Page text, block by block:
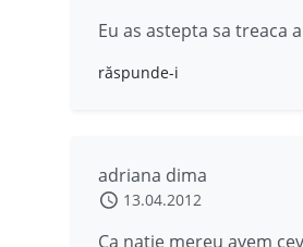
Eu as astepta sa treaca
răspunde-i
adriana dima
13.04.2012
Ca natie mereu avem